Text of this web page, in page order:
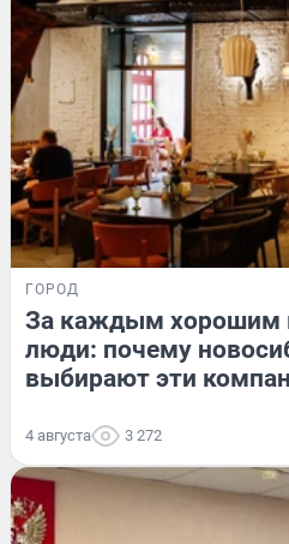
ГОРОД
За каждым хорошим
люди: почему
выбирают эти
4 августа 3 272